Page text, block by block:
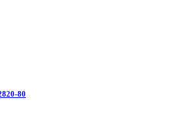
80